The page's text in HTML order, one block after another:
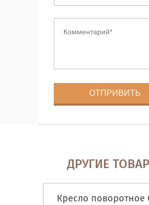
ДРУГИЕ
Кресло поворотное